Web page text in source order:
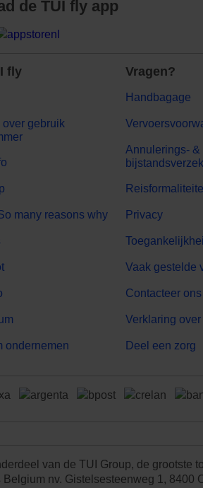
de TUI fly app
fly
over gebruik
many reasons why
ondernemen
Vragen?
Handbagage
Annulerings- &
Privacy
Vaak gestelde
Contacteer ons
Verklaring
Deel een zorg
van de TUI Group, de grootste
Belgium nv. Gistelsesteenweg 1, 8400